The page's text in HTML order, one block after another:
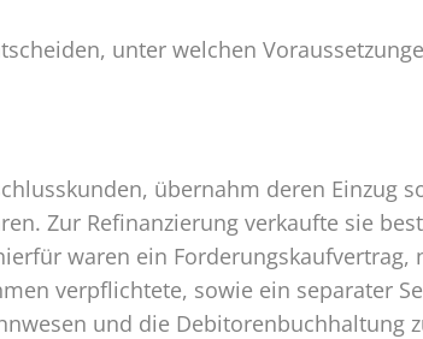
unter welchen
übernahm deren Einzug
Zur Refinanzierung verkaufte sie
waren ein
verpflichtete, sowie ein separater
und die Debitorenbuchhaltung